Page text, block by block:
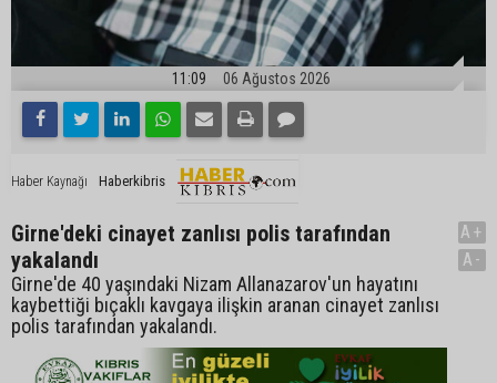
11:09 06 Ağustos 2026
Haber Kaynağı Haberkibris
Girne'deki cinayet zanlısı polis tarafından
yakalandı
Girne'de 40 yaşındaki Nizam Allanazarov'un hayatını
kaybettiği bıçaklı kavgaya ilişkin aranan cinayet zanlısı
polis tarafından yakalandı.
A+
A-